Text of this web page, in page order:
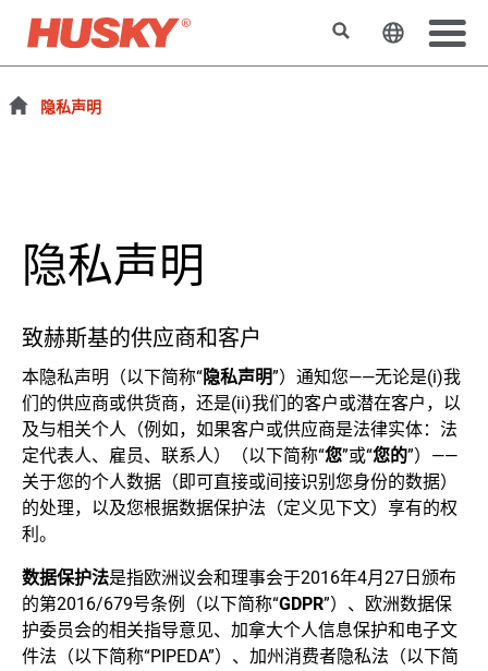
搜索 更改网站
隐私声明
隐私声明
致赫斯基的供应商和客户
本隐私声明（以下简称“隐私声明”）通知您——无论是(i)我
们的供应商或供货商，还是(ii)我们的客户或潜在客户，以
及与相关个人（例如，如果客户或供应商是法律实体：法
定代表人、雇员、联系人）（以下简称“您”或“您的”）——
关于您的个人数据（即可直接或间接识别您身份的数据）
的处理，以及您根据数据保护法（定义见下文）享有的权
利。
数据保护法是指欧洲议会和理事会于2016年4月27日颁布
的第2016/679号条例（以下简称“GDPR”）、欧洲数据保
护委员会的相关指导意见、加拿大个人信息保护和电子文
件法（以下简称“PIPEDA”）、加州消费者隐私法（以下简